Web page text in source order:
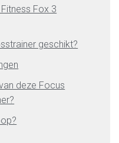
Fox 3
geschikt?
deze Focus